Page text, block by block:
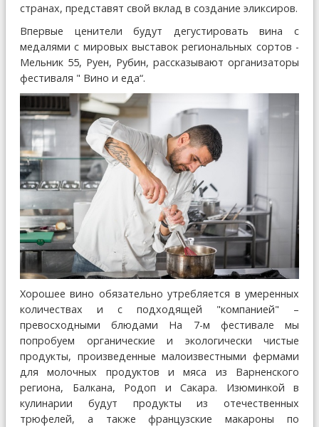
странах, представят свой вклад в создание эликсиров.
Впервые ценители будут дегустировать вина с
медалями с мировых выставок региональных сортов -
Мельник 55, Руен, Рубин, рассказывают организаторы
фестиваля " Вино и еда“.
Хорошее вино обязательно утребляется в умеренных
количествах и с подходящей "компанией" –
превосходными блюдами На 7-м фестивале мы
попробуем органические и экологически чистые
продукты, произведенные малоизвестными фермами
для молочных продуктов и мяса из Варненского
региона, Балкана, Родоп и Сакара. Изюминкой в
кулинарии будут продукты из отечественных
трюфелей, а также французские макароны по